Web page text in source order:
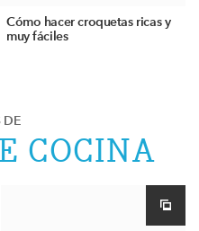
Cómo hacer croquetas ricas y
muy fáciles
DE
COCINA